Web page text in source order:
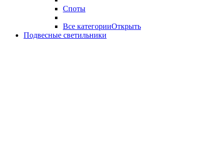
Споты
Все категорииОткрыть
Подвесные светильники